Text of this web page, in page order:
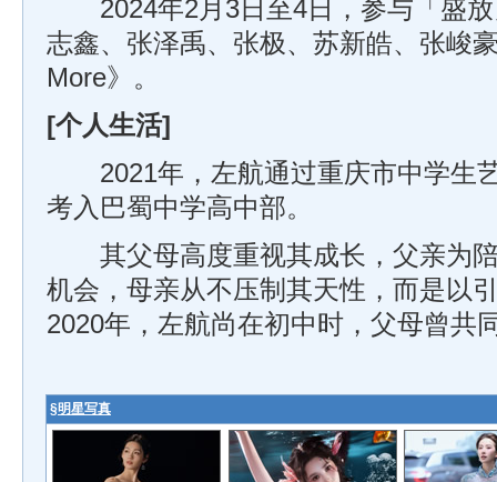
2024年2月3日至4日，参与「盛放
志鑫、张泽禹、张极、苏新皓、张峻
More》。
[个人生活]
2021年，左航通过重庆市中学生
考入巴蜀中学高中部。
其父母高度重视其成长，父亲为陪
机会，母亲从不压制其天性，而是以
2020年，左航尚在初中时，父母曾共
§明星写真